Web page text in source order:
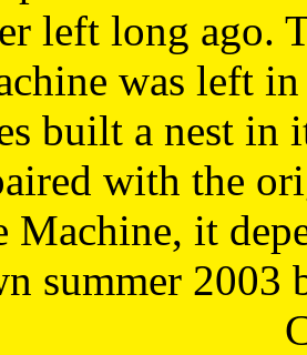
left long ago.
was left
built a nest in
with the
Machine, it
summer 2003